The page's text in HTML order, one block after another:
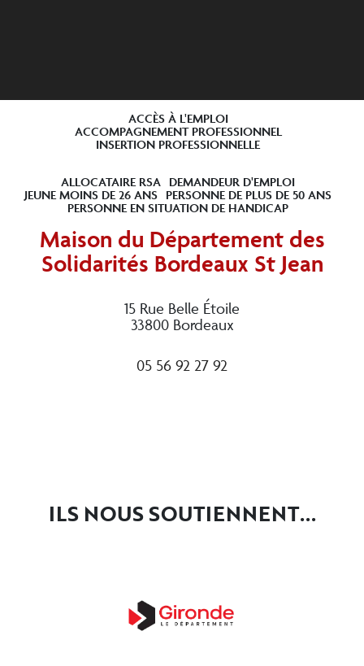
ACCÈS À L'EMPLOI
ACCOMPAGNEMENT PROFESSIONNEL
INSERTION PROFESSIONNELLE
ALLOCATAIRE RSA DEMANDEUR D'EMPLOI
JEUNE MOINS DE 26 ANS PERSONNE DE PLUS DE 50 ANS
PERSONNE EN SITUATION DE HANDICAP
Maison du Département des
Solidarités Bordeaux St Jean
15 Rue Belle Étoile
33800 Bordeaux
05 56 92 27 92
ILS NOUS SOUTIENNENT...